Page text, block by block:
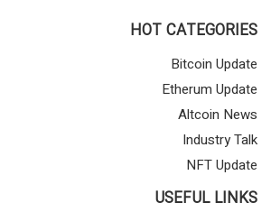
HOT CATEGORIES
Bitcoin Update
Etherum Update
Altcoin News
Industry Talk
NFT Update
USEFUL LINKS